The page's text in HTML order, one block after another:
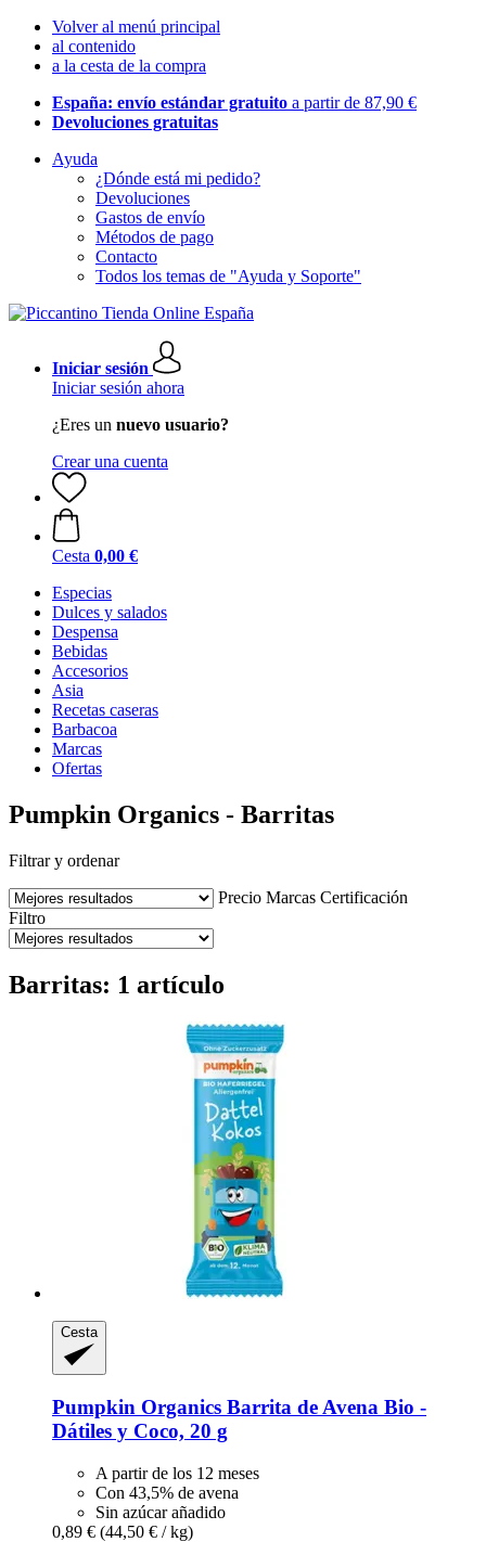
Volver al menú principal
al contenido
a la cesta de la compra
España: envío estándar gratuito a partir de 87,90 €
Devoluciones gratuitas
Ayuda
¿Dónde está mi pedido?
Devoluciones
Gastos de envío
Métodos de pago
Contacto
Todos los temas de "Ayuda y Soporte"
Iniciar sesión
Iniciar sesión ahora
¿Eres un nuevo usuario?
Crear una cuenta
Cesta 0,00 €
Especias
Dulces y salados
Despensa
Bebidas
Accesorios
Asia
Recetas caseras
Barbacoa
Marcas
Ofertas
Pumpkin Organics - Barritas
Filtrar y ordenar
Precio Marcas Certificación
Filtro
Barritas: 1 artículo
Cesta
Pumpkin Organics Barrita de Avena Bio -​
Dátiles y Coco, 20 g
A partir de los 12 meses
Con 43,5% de avena
Sin azúcar añadido
0,89 € (44,50 € / kg)